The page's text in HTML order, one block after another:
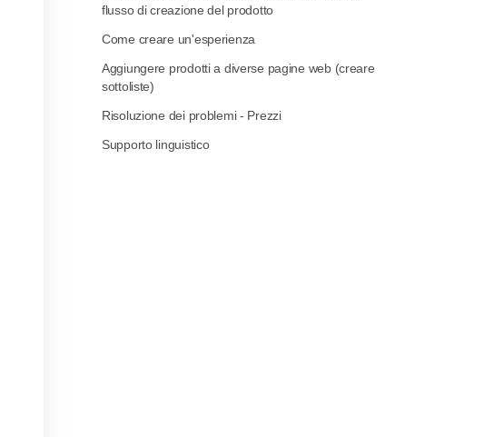
flusso di creazione del prodotto
Come creare un'esperienza
Aggiungere prodotti a diverse pagine web (creare
sottoliste)
Risoluzione dei problemi - Prezzi
Supporto linguistico